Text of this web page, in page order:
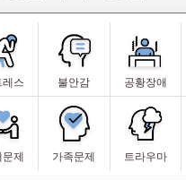
레스 불안감 공황장애
제 가족문제 트라우마